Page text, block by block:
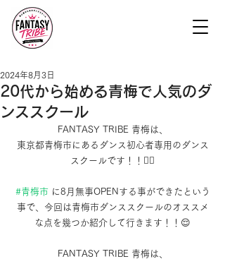
20代から始める青梅で人気のダ
ンススクール
2024年8月3日
FANTASY TRIBE 青梅は、
東京都青梅市にあるダンス初心者専用のダンス
スクールです！！✊🏻
#青梅市 に8月無事OPENする事ができたという
事で、今回は青梅市ダンススクールのオススメ
な点を幾つか紹介して行きます！！😌
FANTASY TRIBE 青梅は、